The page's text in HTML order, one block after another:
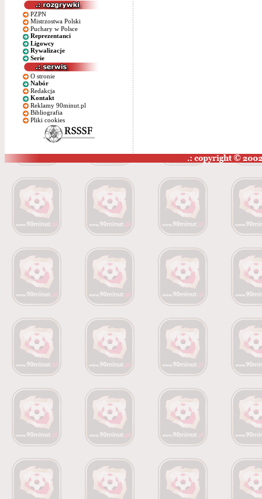
PZPN
Mistrzostwa Polski
Puchary w Polsce
Reprezentanci
Ligowcy
Rywalizacje
Serie
O stronie
Nabór
Redakcja
Kontakt
Reklamy 90minut.pl
Bibliografia
Pliki cookies